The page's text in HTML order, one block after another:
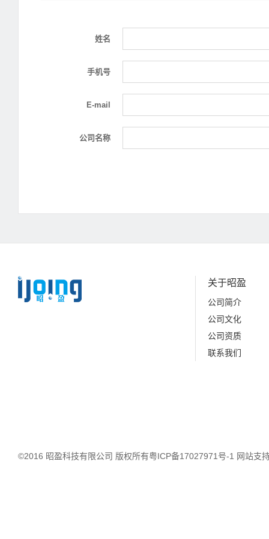
姓名
手机号
E-mail
公司名称
关于昭盈
公司简介
公司文化
公司资质
联系我们
©2016 昭盈科技有限公司 版权所有粤ICP备17027971号-1 网站支